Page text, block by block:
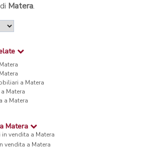
Matera.
a Matera
Matera
a Matera
Matera
vendita a Matera
vendita a Matera